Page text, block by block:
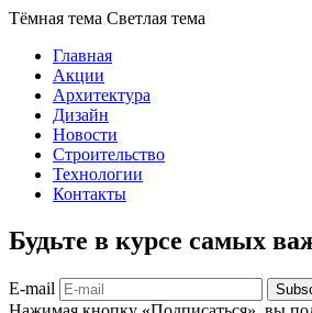
Тёмная тема Светлая тема
Главная
Акции
Архитектура
Дизайн
Новости
Строительство
Технологии
Контакты
Будьте в курсе самых
E-mail